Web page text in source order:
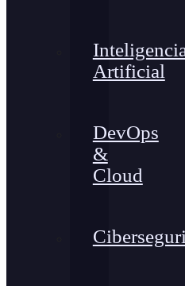
Artificial
DevOps
&
Cloud